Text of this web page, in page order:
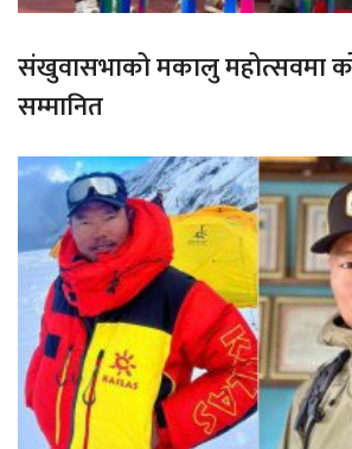
संखुवासभाको मकालु महोत्सवमा
सम्मानित